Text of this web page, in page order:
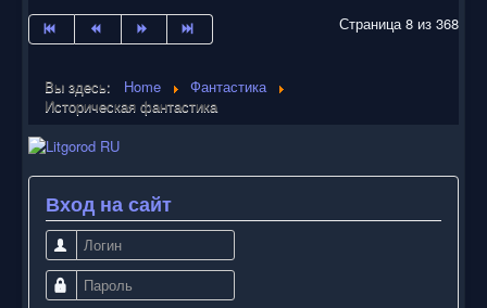
Страница 8 из 368
Вы здесь: Home
Фантастика
Историческая фантастика
Вход на сайт
Логин
Пароль